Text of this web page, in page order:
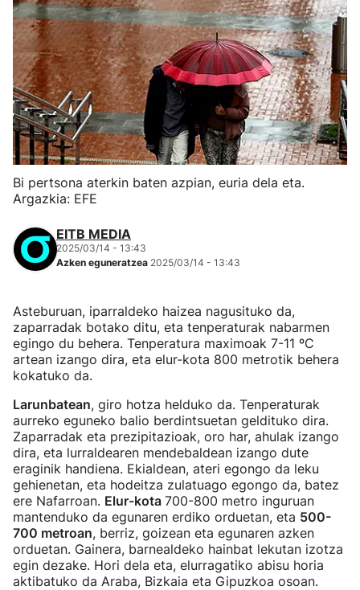
Bi pertsona aterkin baten azpian, euria dela eta.
Argazkia: EFE
EITB MEDIA
2025/03/14 - 13:43
Azken eguneratzea 2025/03/14 - 13:43
Asteburuan, iparraldeko haizea nagusituko da,
zaparradak botako ditu, eta tenperaturak nabarmen
egingo du behera. Tenperatura maximoak 7-11 ºC
artean izango dira, eta elur-kota 800 metrotik behera
kokatuko da.
Larunbatean, giro hotza helduko da. Tenperaturak
aurreko eguneko balio berdintsuetan geldituko dira.
Zaparradak eta prezipitazioak, oro har, ahulak izango
dira, eta lurraldearen mendebaldean izango dute
eraginik handiena. Ekialdean, ateri egongo da leku
gehienetan, eta hodeitza zulatuago egongo da, batez
ere Nafarroan. Elur-kota 700-800 metro inguruan
mantenduko da egunaren erdiko orduetan, eta 500-
700 metroan, berriz, goizean eta egunaren azken
orduetan. Gainera, barnealdeko hainbat lekutan izotza
egin dezake. Hori dela eta, elurragatiko abisu horia
aktibatuko da Araba, Bizkaia eta Gipuzkoa osoan.